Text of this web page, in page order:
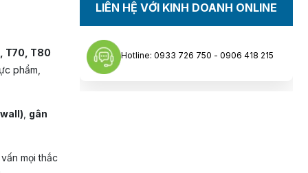
T70, T80
phẩm,
gân
mọi thắc
LIÊN HỆ VỚI KINH DOANH ONLINE
Hotline: 0933 726 750 - 0906 418 215